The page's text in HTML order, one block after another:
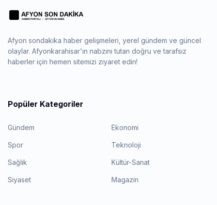
Afyon sondakika haber gelişmeleri, yerel gündem ve güncel
olaylar. Afyonkarahisar'ın nabzını tutan doğru ve tarafsız
haberler için hemen sitemizi ziyaret edin!
Popüler Kategoriler
Gündem Ekonomi
Spor Teknoloji
Sağlık Kültür-Sanat
Siyaset Magazin